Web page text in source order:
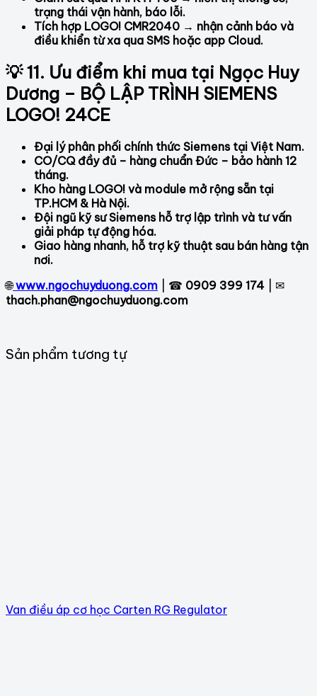
trạng thái vận hành, báo lỗi.
Tích hợp LOGO! CMR2040 → nhận cảnh báo và
điều khiển từ xa qua SMS hoặc app Cloud.
💡 11. Ưu điểm khi mua tại Ngọc Huy
Dương – BỘ LẬP TRÌNH SIEMENS
LOGO! 24CE
Đại lý phân phối chính thức Siemens tại Việt Nam.
CO/CQ đầy đủ – hàng chuẩn Đức – bảo hành 12
tháng.
Kho hàng LOGO! và module mở rộng sẵn tại
TP.HCM & Hà Nội.
Đội ngũ kỹ sư Siemens hỗ trợ lập trình và tư vấn
giải pháp tự động hóa.
Giao hàng nhanh, hỗ trợ kỹ thuật sau bán hàng tận
nơi.
🌐 www.ngochuyduong.com | ☎ 0909 399 174 | ✉
thach.phan@ngochuyduong.com
Sản phẩm tương tự
Van điều áp cơ học Carten RG Regulator